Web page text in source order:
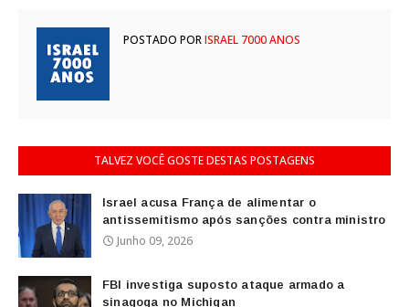
POSTADO PORISRAEL 7000 ANOS
TALVEZ VOCÊ GOSTE DESTAS POSTAGENS
Israel acusa França de alimentar o
antissemitismo após sanções contra ministro
Junho 09, 2026
FBI investiga suposto ataque armado a
sinagoga no Michigan